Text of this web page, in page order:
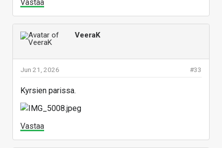
Vastaa
VeeraK
#33
Jun 21, 2026
Kyrsien parissa.
Vastaa